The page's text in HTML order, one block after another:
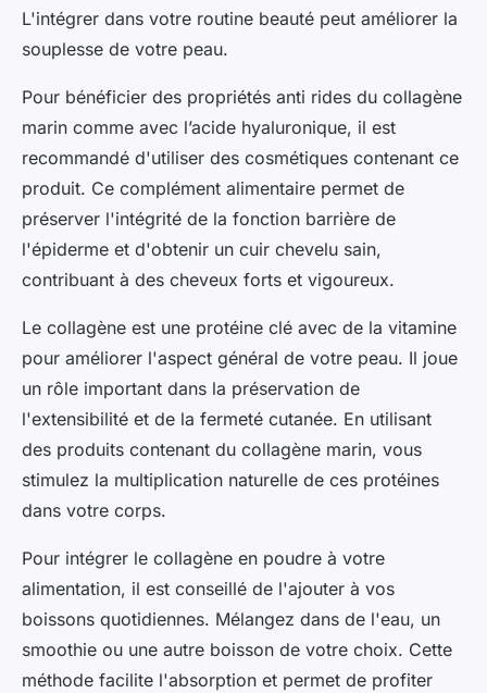
L'intégrer dans votre routine beauté peut améliorer la
souplesse de votre peau.
Pour bénéficier des propriétés anti rides du collagène
marin comme avec l’acide hyaluronique, il est
recommandé d'utiliser des cosmétiques contenant ce
produit. Ce complément alimentaire permet de
préserver l'intégrité de la fonction barrière de
l'épiderme et d'obtenir un cuir chevelu sain,
contribuant à des cheveux forts et vigoureux.
Le collagène est une protéine clé avec de la vitamine
pour améliorer l'aspect général de votre peau. Il joue
un rôle important dans la préservation de
l'extensibilité et de la fermeté cutanée. En utilisant
des produits contenant du collagène marin, vous
stimulez la multiplication naturelle de ces protéines
dans votre corps.
Pour intégrer le collagène en poudre à votre
alimentation, il est conseillé de l'ajouter à vos
boissons quotidiennes. Mélangez dans de l'eau, un
smoothie ou une autre boisson de votre choix. Cette
méthode facilite l'absorption et permet de profiter